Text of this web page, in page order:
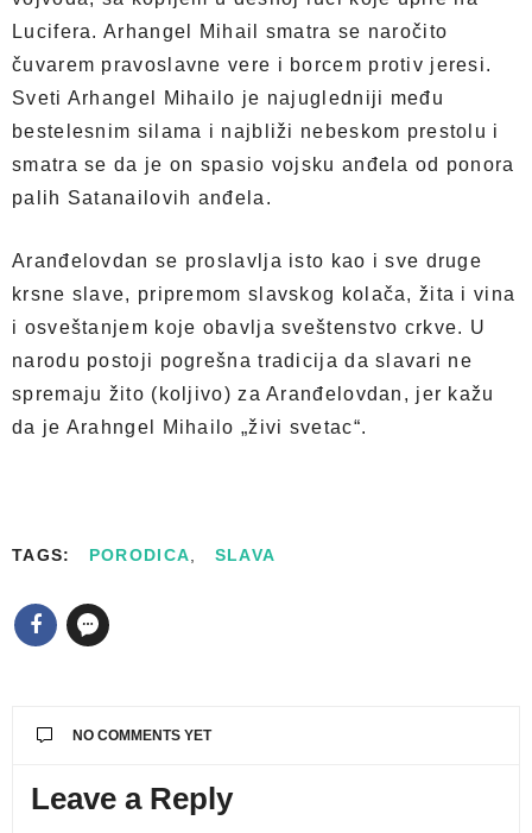
Lucifera. Arhangel Mihail smatra se naročito
čuvarem pravoslavne vere i borcem protiv jeresi.
Sveti Arhangel Mihailo je najugledniji među
bestelesnim silama i najbliži nebeskom prestolu i
smatra se da je on spasio vojsku anđela od ponora
palih Satanailovih anđela.
Aranđelovdan se proslavlja isto kao i sve druge
krsne slave, pripremom slavskog kolača, žita i vina
i osveštanjem koje obavlja sveštenstvo crkve. U
narodu postoji pogrešna tradicija da slavari ne
spremaju žito (koljivo) za Aranđelovdan, jer kažu
da je Arahngel Mihailo „živi svetac“.
TAGS: PORODICA SLAVA
NO COMMENTS YET
Leave a Reply